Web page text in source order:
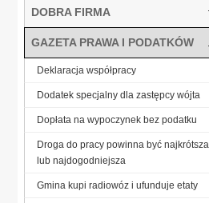
DOBRA FIRMA
GAZETA PRAWA I PODATKÓW
Deklaracja współpracy
Dodatek specjalny dla zastępcy wójta
Dopłata na wypoczynek bez podatku
Droga do pracy powinna być najkrótsza
lub najdogodniejsza
Gmina kupi radiowóz i ufunduje etaty